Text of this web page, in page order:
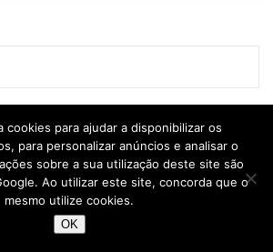
cookies para ajudar a disponibilizar os
para personalizar anúncios e analisar o
sobre a sua utilização deste site são
Ao utilizar este site, concorda que o
mesmo utilize cookies.
OK